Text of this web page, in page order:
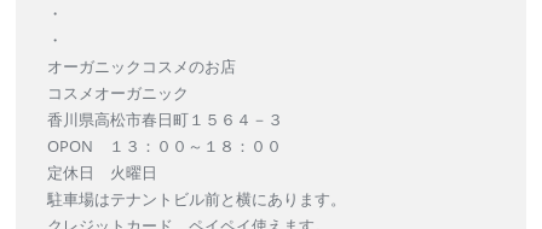
・
・
オーガニックコスメのお店
コスメオーガニック
香川県高松市春日町１５６４－３
OPON １３：００～１８：００
定休日 火曜日
駐車場はテナントビル前と横にあります。